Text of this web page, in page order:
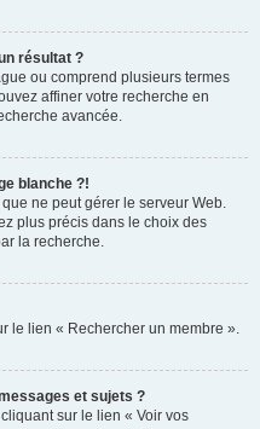
résultat ?
ou comprend plusieurs termes
affiner votre recherche en
avancée.
blanche ?!
ne peut gérer le serveur Web.
plus précis dans le choix des
la recherche.
le lien « Rechercher un membre ».
et sujets ?
sur le lien « Voir vos